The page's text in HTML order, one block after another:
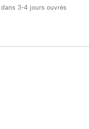
3-4 jours ouvrés